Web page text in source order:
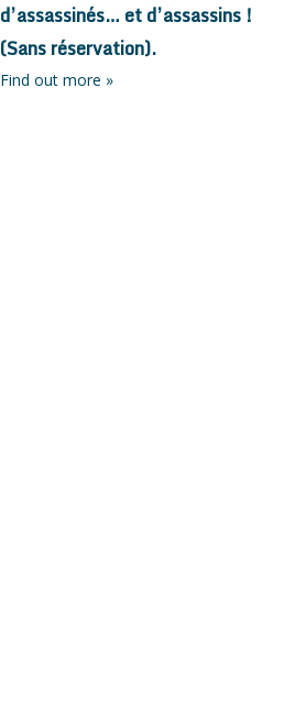
d’assassinés… et d’assassins !
(Sans réservation).
Find out more »